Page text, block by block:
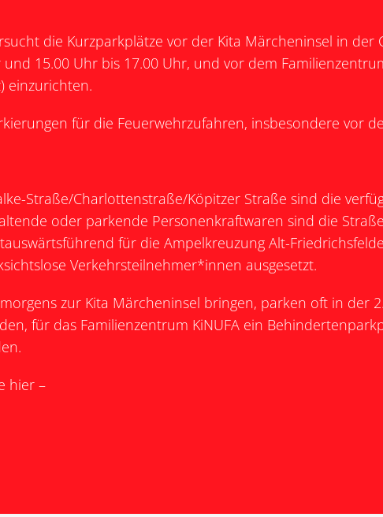
die Kurzparkplätze vor der Kita Märcheninsel in
und 15.00 Uhr bis 17.00 Uhr, und vor dem
einzurichten.
für die Feuerwehrzufahren, insbesondere vor
Straße/Charlottenstraße/Köpitzer Straße sind die
oder parkende Personenkraftwaren sind die
für die Ampelkreuzung Alt-
Verkehrsteilnehmer*innen ausgesetzt.
zur Kita Märcheninsel bringen, parken oft in der
für das Familienzentrum KiNUFA ein
hier –